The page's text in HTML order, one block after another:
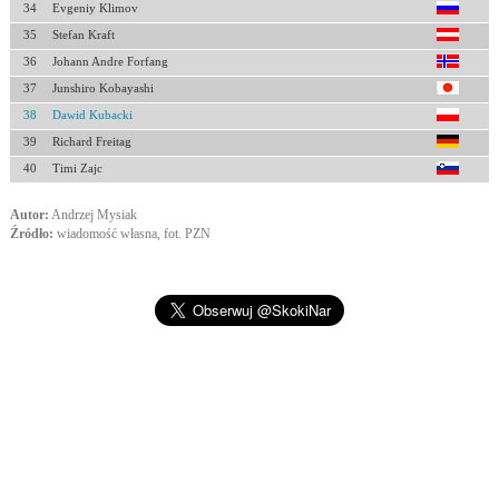
34 Evgeniy Klimov
35 Stefan Kraft
36 Johann Andre Forfang
37 Junshiro Kobayashi
38 Dawid Kubacki
39 Richard Freitag
40 Timi Zajc
Autor: Andrzej Mysiak
Źródło: wiadomość własna, fot. PZN